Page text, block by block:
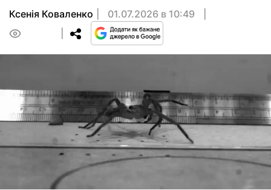
Ксенія Коваленко
01.07.2026 в 10:49